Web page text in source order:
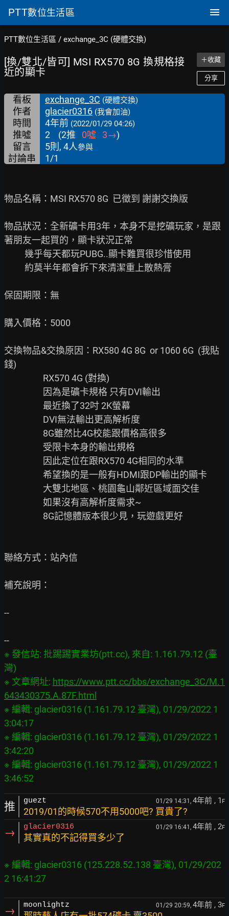
PTT數位生活區
PTT數位生活區 / exchange_3C (硬體交換)
[換/雙北/皆可] MSI RX570 8G 換規格接
近的顯卡
＋收藏
分享
看板 exchange_3C (硬體交換)
作者 glacier0316 (我會加油)
時間 4年前 (2022/01/29 04:26)
推噓 2 (2推 0噓 3→)
留言
5則, 4人參與
討論串 1/1
物品名稱：MSI RX570 8G  已徵到 謝謝交換版
物品狀況：全新礦卡用3年，本身不是挖礦玩家，是跟
著朋友一起買的，顯卡狀況正常
保固期限：無
購入價格：5000
交換物品&交換原因：RX580 4G 8G  or 1060 6G  (我貼
錢)
聯絡方式：站內信
補充說明：
--
※ 發信站: 批踢踢實業坊(ptt.cc), 來自: 1.161.79.12 (臺
灣)
※ 文章網址: https://www.ptt.cc/bbs/exchange_3C/M.1
643430375.A.87F.html
※ 編輯: glacier0316 (1.161.79.12 臺灣), 01/29/2022 1
3:04:17
※ 編輯: glacier0316 (1.161.79.12 臺灣), 01/29/2022 1
3:42:20
※ 編輯: glacier0316 (1.161.79.12 臺灣), 01/29/2022 1
推 guezt 01/29 14:31, 4年前 , 1 F
2019/01的時候570不用5000吧? 買貴了?
→ glacier0316 01/29 16:41, 4年前 , 2F
其實真的不記得買多少了
※ 編輯: glacier0316 (125.228.52.138 臺灣), 01/29/202
→ moonlightz 01/29 20:59, 4年前 , 3F